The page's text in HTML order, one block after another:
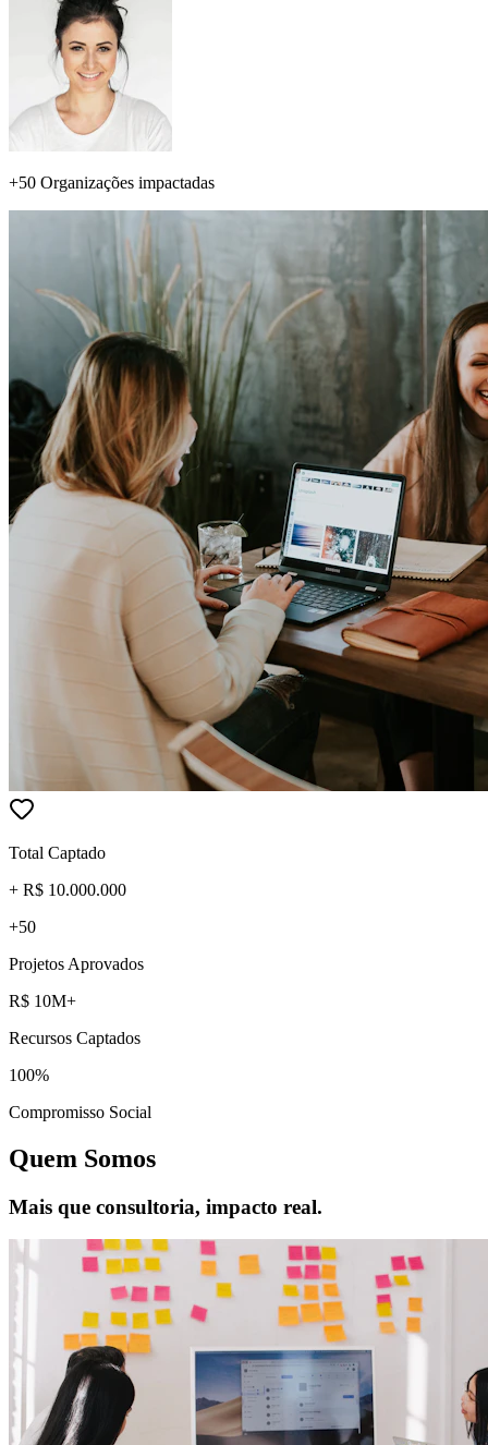
+50 Organizações impactadas
Total Captado
+ R$ 10.000.000
+50
Projetos Aprovados
R$ 10M+
Recursos Captados
100%
Compromisso Social
Quem Somos
Mais que consultoria, impacto real.